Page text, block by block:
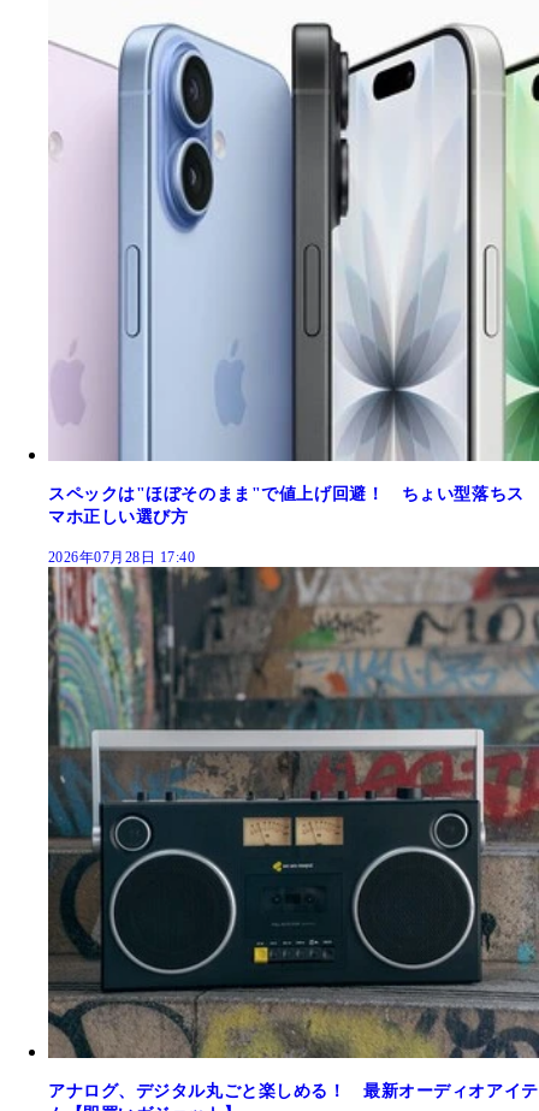
スペックは"ほぼそのまま"で値上げ回避！ ちょい型落ちス
マホ正しい選び方
2026年07月28日 17:40
アナログ、デジタル丸ごと楽しめる！ 最新オーディオアイテ